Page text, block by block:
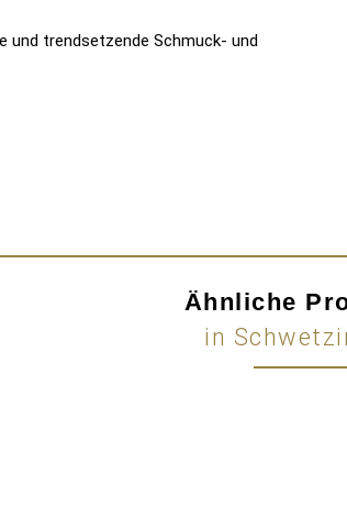
und trendsetzende Schmuck- und
Ähnliche
in